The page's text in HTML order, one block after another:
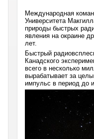
Международная
Университета
природы быстрых
явления на окраине
лет.
Быстрый
Канадского
всего в несколько
вырабатывает за
импульс в период до